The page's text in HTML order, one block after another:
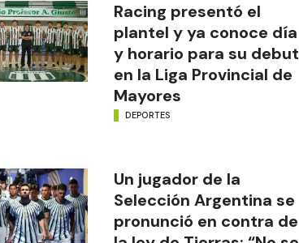
Racing presentó el
plantel y ya conoce día
y horario para su debut
en la Liga Provincial de
Mayores
DEPORTES
Un jugador de la
Selección Argentina se
pronunció en contra de